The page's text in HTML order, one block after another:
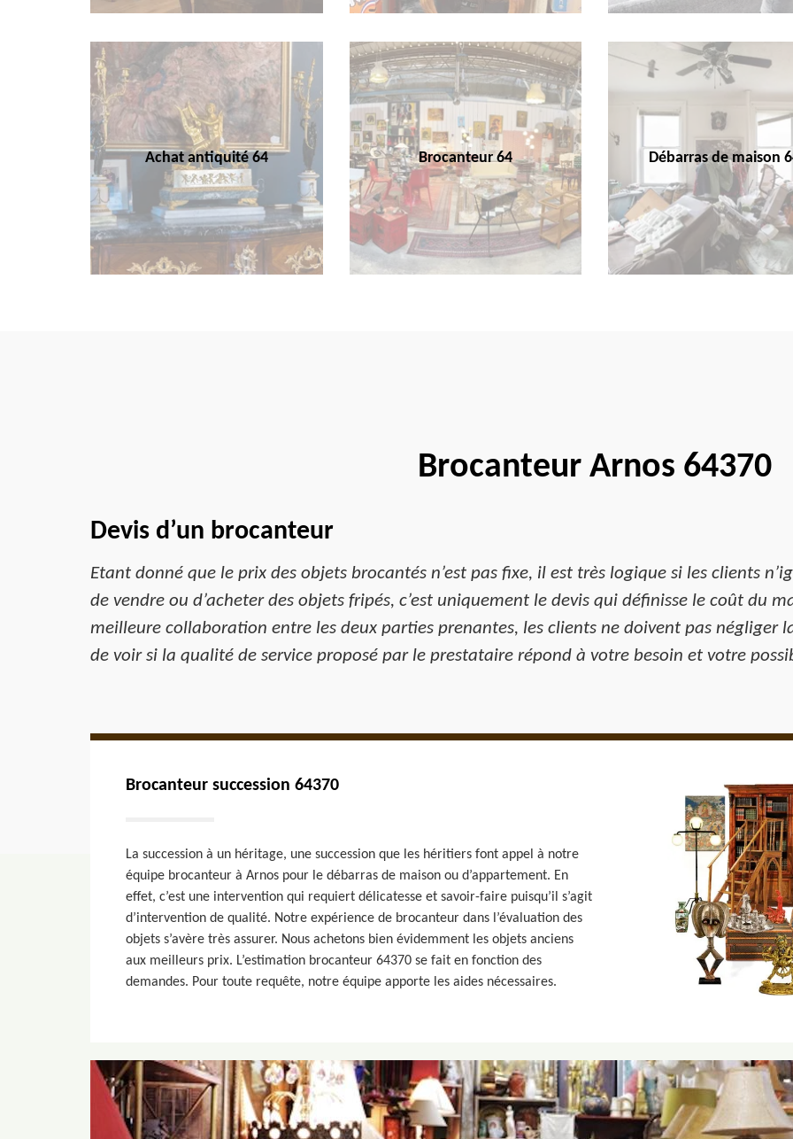
Achat antiquité 64 Brocanteur 64 Débarras de maison
Brocanteur Arnos 64370
Devis d’un brocanteur
Etant donné que le prix des objets brocantés n’est pas fixe, il est très logique si les clients
de vendre ou d’acheter des objets fripés, c’est uniquement le devis qui définisse le coût du
meilleure collaboration entre les deux parties prenantes, les clients ne doivent pas négliger
de voir si la qualité de service proposé par le prestataire répond à votre besoin et votre
Brocanteur succession 64370
La succession à un héritage, une succession que les héritiers font appel à notre
équipe brocanteur à Arnos pour le débarras de maison ou d’appartement. En
effet, c’est une intervention qui requiert délicatesse et savoir-faire puisqu’il s’agit
d’intervention de qualité. Notre expérience de brocanteur dans l’évaluation des
objets s’avère très assurer. Nous achetons bien évidemment les objets anciens
aux meilleurs prix. L’estimation brocanteur 64370 se fait en fonction des
demandes. Pour toute requête, notre équipe apporte les aides nécessaires.